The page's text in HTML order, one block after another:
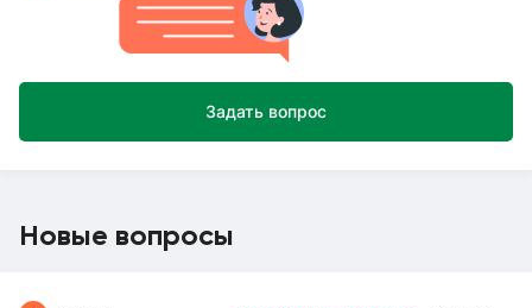
Задать вопрос
Новые вопросы